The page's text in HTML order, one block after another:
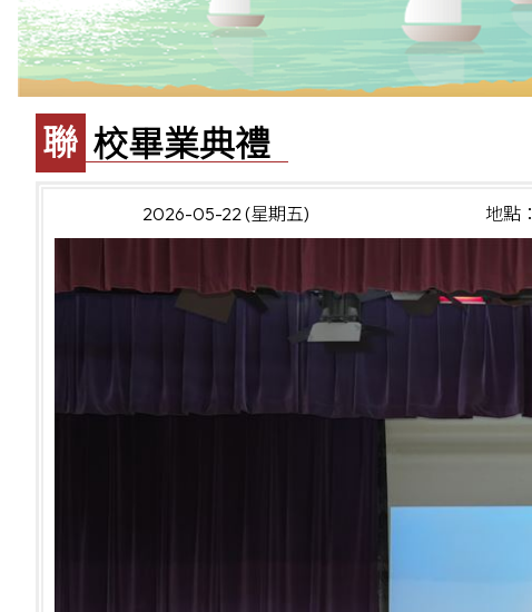
聯校畢業典禮
2026-05-22 (星期五) 地點